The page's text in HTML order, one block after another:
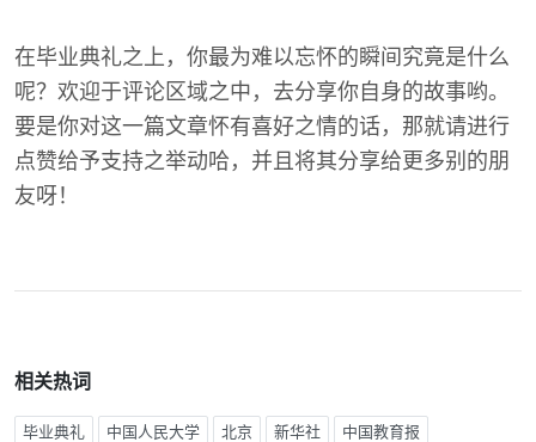
在毕业典礼之上，你最为难以忘怀的瞬间究竟是什么
呢？欢迎于评论区域之中，去分享你自身的故事哟。
要是你对这一篇文章怀有喜好之情的话，那就请进行
点赞给予支持之举动哈，并且将其分享给更多别的朋
友呀！
相关热词
毕业典礼 中国人民大学 北京 新华社 中国教育报